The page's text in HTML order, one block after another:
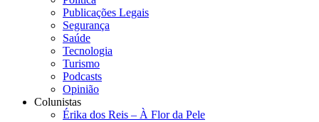
Publicações Legais
Segurança
Saúde
Tecnologia
Turismo
Podcasts
Opinião
Colunistas
Érika dos Reis​ – À Flor da Pele